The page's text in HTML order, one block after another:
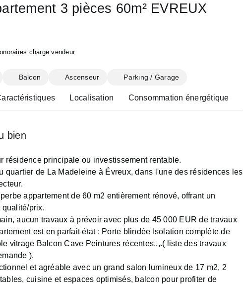
3 pièces 60m² EVREUX
charge vendeur
Balcon Ascenseur Parking / Garage
Localisation Consommation énergétique
bien
résidence principale ou investissement rentable.
quartier de La Madeleine à Évreux, dans l'une des résidences les
appartement de 60 m2 entièrement rénové, offrant un
qualité/prix.
aucun travaux à prévoir avec plus de 45 000 EUR de travaux
est en parfait état : Porte blindée Isolation complète de
vitrage Balcon Cave Peintures récentes,,,.( liste des travaux
).
et agréable avec un grand salon lumineux de 17 m2, 2
cuisine et espaces optimisés, balcon pour profiter de